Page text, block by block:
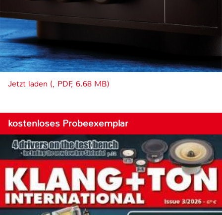
Jetzt laden (, PDF, 6.68 MB)
kostenloses Probeexemplar